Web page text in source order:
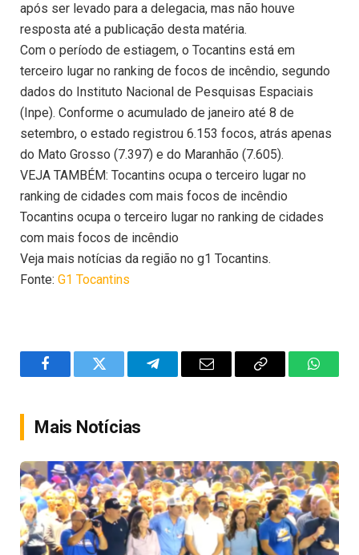
após ser levado para a delegacia, mas não houve
resposta até a publicação desta matéria.
Com o período de estiagem, o Tocantins está em
terceiro lugar no ranking de focos de incêndio, segundo
dados do Instituto Nacional de Pesquisas Espaciais
(Inpe). Conforme o acumulado de janeiro até 8 de
setembro, o estado registrou 6.153 focos, atrás apenas
do Mato Grosso (7.397) e do Maranhão (7.605).
VEJA TAMBÉM: Tocantins ocupa o terceiro lugar no
ranking de cidades com mais focos de incêndio
Tocantins ocupa o terceiro lugar no ranking de cidades
com mais focos de incêndio
Veja mais notícias da região no g1 Tocantins.
Fonte: G1 Tocantins
FacebookTwitter TelegramEmail
Copy
Mais Notícias